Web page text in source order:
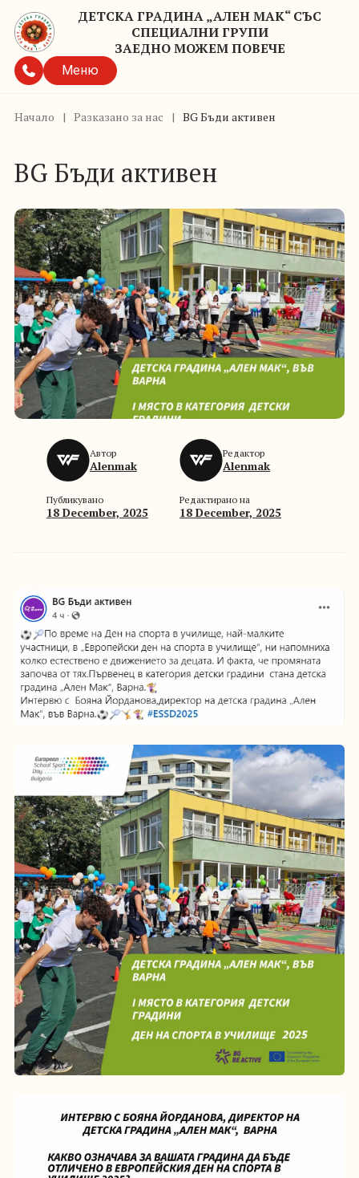
ДЕТСКА ГРАДИНА „АЛЕН МАК“ СЪС
СПЕЦИАЛНИ ГРУПИ
ЗАЕДНО МОЖЕМ ПОВЕЧЕ
Меню
Начало | Разказано за нас | BG Бъди активен
BG Бъди активен
Автор
Alenmak
Редактор
Alenmak
Публикувано
18 December, 2025
Редактирано на
18 December, 2025